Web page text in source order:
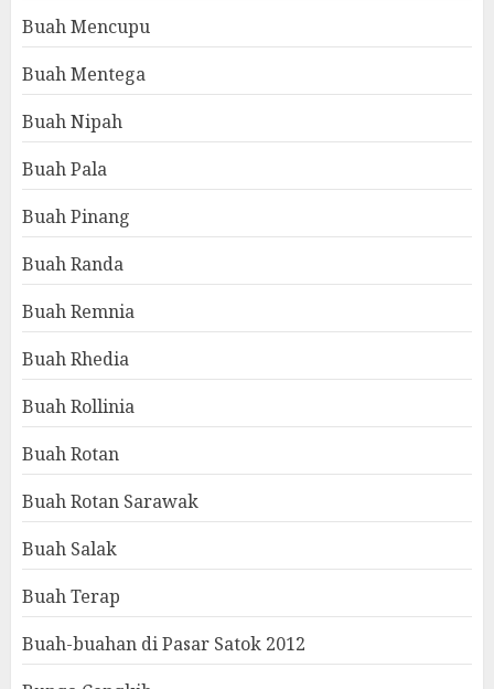
Buah Mencupu
Buah Mentega
Buah Nipah
Buah Pala
Buah Pinang
Buah Randa
Buah Remnia
Buah Rhedia
Buah Rollinia
Buah Rotan
Buah Rotan Sarawak
Buah Salak
Buah Terap
Buah-buahan di Pasar Satok 2012